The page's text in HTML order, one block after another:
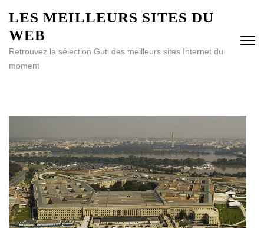
au
contenu
(Pressez
Entrée)
LES MEILLEURS SITES DU
WEB
Retrouvez la sélection Guti des meilleurs sites Internet du
moment